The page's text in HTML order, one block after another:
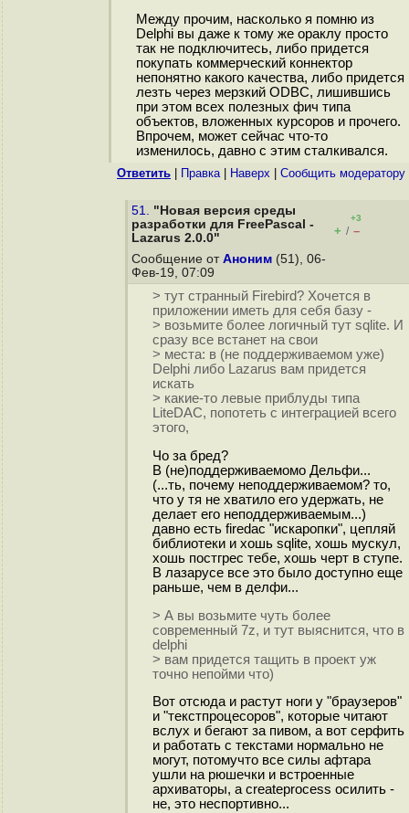
Между прочим, насколько я помню из
Delphi вы даже к тому же ораклу просто
так не подключитесь, либо придется
покупать коммерческий коннектор
непонятно какого качества, либо придется
лезть через мерзкий ODBC, лишившись
при этом всех полезных фич типа
объектов, вложенных курсоров и прочего.
Впрочем, может сейчас что-то
изменилось, давно с этим сталкивался.
Ответить Правка| Наверх Cообщить модератору
51. "Новая версия среды
разработки для FreePascal -
Lazarus 2.0.0"
+3
+ / –
Сообщение от Аноним (51), 06-
Фев-19, 07:09
> тут странный Firebird? Хочется в
приложении иметь для себя базу -
> возьмите более логичный тут sqlite. И
сразу все встанет на свои
> места: в (не поддерживаемом уже)
Delphi либо Lazarus вам придется
искать
> какие-то левые приблуды типа
LiteDAC, попотеть с интеграцией всего
этого,
Чо за бред?
В (не)поддерживаемомо Дельфи...
(...ть, почему неподдерживаемом? то,
что у тя не хватило его удержать, не
делает его неподдерживаемым...)
давно есть firedac "искаропки", цепляй
библиотеки и хошь sqlite, хошь мускул,
хошь постгрес тебе, хошь черт в ступе.
В лазарусе все это было доступно еще
раньше, чем в делфи...
> А вы возьмите чуть более
современный 7z, и тут выяснится, что в
delphi
> вам придется тащить в проект уж
точно непойми что)
Вот отсюда и растут ноги у "браузеров"
и "текстпроцесоров", которые читают
вслух и бегают за пивом, а вот серфить
и работать с текстами нормально не
могут, потомучто все силы афтара
ушли на рюшечки и встроенные
архиваторы, а createprocess осилить -
не, это неспортивно...